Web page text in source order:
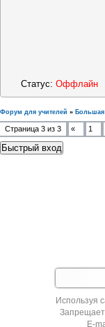
Статус: Оффлайн
Форум для учителей » Большая
Страница 3 из 3 « 1
Используя
E-